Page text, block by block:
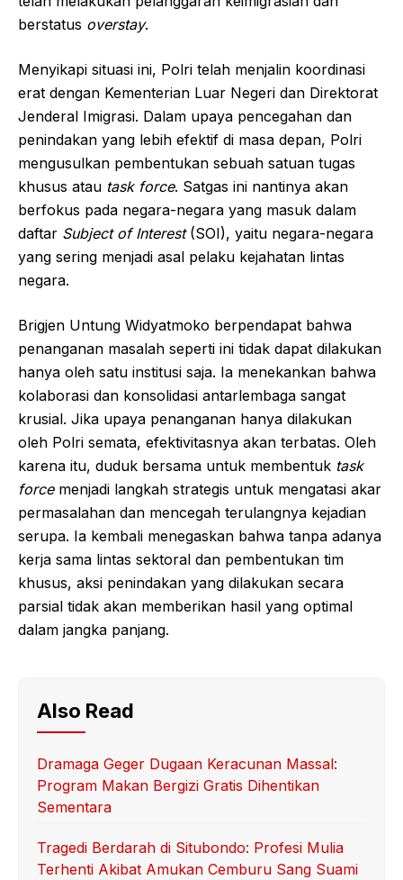
berstatus overstay.
Menyikapi situasi ini, Polri telah menjalin koordinasi
erat dengan Kementerian Luar Negeri dan Direktorat
Jenderal Imigrasi. Dalam upaya pencegahan dan
penindakan yang lebih efektif di masa depan, Polri
mengusulkan pembentukan sebuah satuan tugas
khusus atau task force. Satgas ini nantinya akan
berfokus pada negara-negara yang masuk dalam
daftar Subject of Interest(SOI), yaitu negara-negara
yang sering menjadi asal pelaku kejahatan lintas
negara.
Brigjen Untung Widyatmoko berpendapat bahwa
penanganan masalah seperti ini tidak dapat dilakukan
hanya oleh satu institusi saja. Ia menekankan bahwa
kolaborasi dan konsolidasi antarlembaga sangat
krusial. Jika upaya penanganan hanya dilakukan
oleh Polri semata, efektivitasnya akan terbatas. Oleh
karena itu, duduk bersama untuk membentuk task
forcemenjadi langkah strategis untuk mengatasi akar
permasalahan dan mencegah terulangnya kejadian
serupa. Ia kembali menegaskan bahwa tanpa adanya
kerja sama lintas sektoral dan pembentukan tim
khusus, aksi penindakan yang dilakukan secara
parsial tidak akan memberikan hasil yang optimal
dalam jangka panjang.
Also Read
Dramaga Geger Dugaan Keracunan Massal:
Program Makan Bergizi Gratis Dihentikan
Sementara
Tragedi Berdarah di Situbondo: Profesi Mulia
Terhenti Akibat Amukan Cemburu Sang Suami